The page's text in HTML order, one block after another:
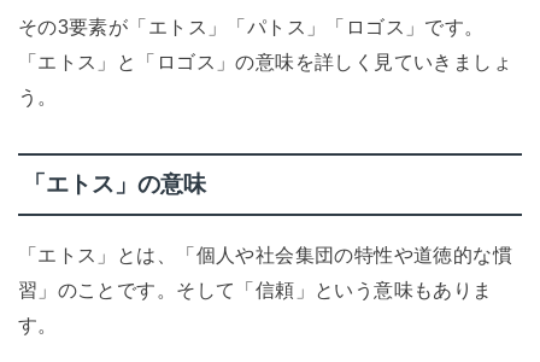
その3要素が「エトス」「パトス」「ロゴス」です。
「エトス」と「ロゴス」の意味を詳しく見ていきましょ
う。
「エトス」の意味
「エトス」とは、「個人や社会集団の特性や道徳的な慣
習」のことです。そして「信頼」という意味もありま
す。